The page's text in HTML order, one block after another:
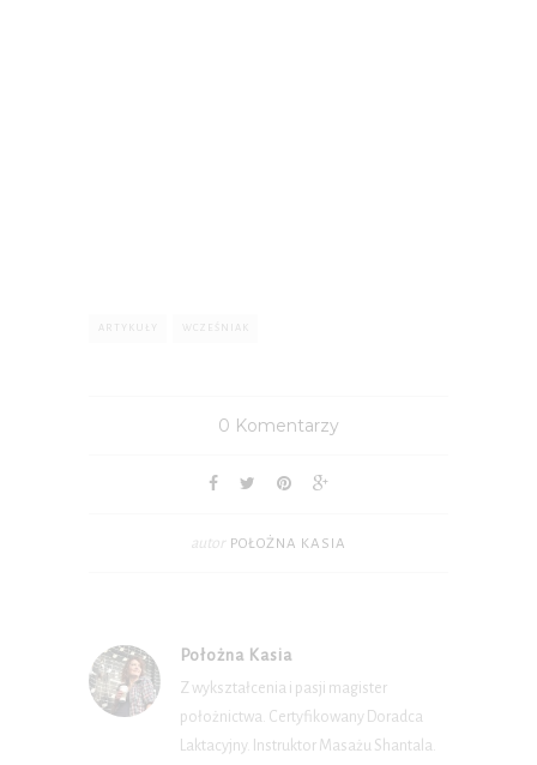
ARTYKUŁY WCZEŚNIAK
0 Komentarzy
autor POŁOŻNA KASIA
Położna Kasia
Z wykształcenia i pasji magister
położnictwa. Certyfikowany Doradca
Laktacyjny. Instruktor Masażu Shantala.